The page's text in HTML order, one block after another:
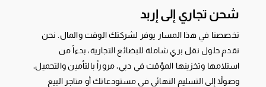
شحن تجاري إلى إربد
تخصصنا في هذا المسار يوفر لشركتك الوقت والمال. نحن
نقدم حلول نقل بري شاملة للبضائع التجارية، بدءاً من
استلامها وتخزينها المؤقت في دبي، مروراً بالتأمين والتحميل،
وصولاً إلى التسليم النهائي في مستودعاتك أو متاجر البيع